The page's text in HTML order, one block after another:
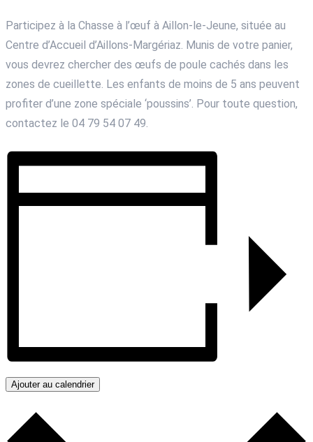
Participez à la Chasse à l’œuf à Aillon-le-Jeune, située au
Centre d’Accueil d’Aillons-Margériaz. Munis de votre panier,
vous devrez chercher des œufs de poule cachés dans les
zones de cueillette. Les enfants de moins de 5 ans peuvent
profiter d’une zone spéciale ‘poussins’. Pour toute question,
contactez le 04 79 54 07 49.
Ajouter au calendrier